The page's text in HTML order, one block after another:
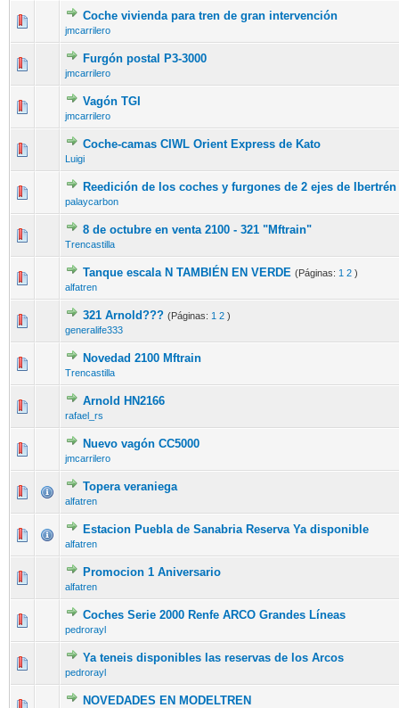
Coche vivienda para tren de gran intervención
jmcarrilero
Furgón postal P3-3000
jmcarrilero
Vagón TGI
jmcarrilero
Coche-camas CIWL Orient Express de Kato
Luigi
Reedición de los coches y furgones de 2 ejes de Ibertrén
palaycarbon
8 de octubre en venta 2100 - 321 "Mftrain"
Trencastilla
Tanque escala N TAMBIÉN EN VERDE (Páginas: 1 2 )
alfatren
321 Arnold??? (Páginas: 1 2 )
generalife333
Novedad 2100 Mftrain
Trencastilla
Arnold HN2166
rafael_rs
Nuevo vagón CC5000
jmcarrilero
Topera veraniega
alfatren
Estacion Puebla de Sanabria Reserva Ya disponible
alfatren
Promocion 1 Aniversario
alfatren
Coches Serie 2000 Renfe ARCO Grandes Líneas
pedrorayl
Ya teneis disponibles las reservas de los Arcos
pedrorayl
NOVEDADES EN MODELTREN